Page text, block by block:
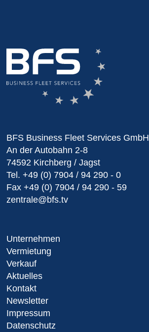
BFS Business Fleet Services GmbH
An der Autobahn 2-8
74592 Kirchberg / Jagst
Tel. +49 (0) 7904 / 94 290 - 0
Fax +49 (0) 7904 / 94 290 - 59
zentrale@bfs.tv
Unternehmen
Vermietung
Verkauf
Aktuelles
Kontakt
Newsletter
Impressum
Datenschutz